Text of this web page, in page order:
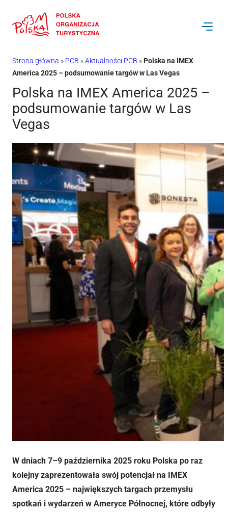
do
Strona główna » PCB »Aktualności PCB »Polska na IMEX
America 2025 – podsumowanie targów w Las Vegas
Polska na IMEX America 2025 –
podsumowanie targów w Las
Vegas
W dniach 7–9 października 2025 roku Polska po raz
kolejny zaprezentowała swój potencjał na IMEX
America 2025 – największych targach przemysłu
spotkań i wydarzeń w Ameryce Północnej, które odbyły